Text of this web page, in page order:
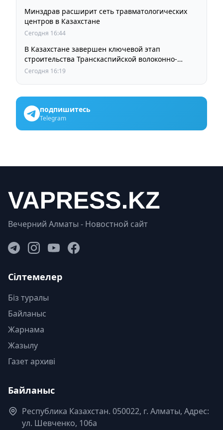
Минздрав расширит сеть травматологических
центров в Казахстане
Сегодня 16:44
В Казахстане завершен ключевой этап
строительства Транскаспийской волоконно-
оптической линии связи
Сегодня 16:19
подпишитесь
Telegram
Вечерний Алматы - Новостной сайт
Сілтемелер
Біз туралы
Байланыс
Жарнама
Жазылу
Газет архиві
Байланыс
Республика Казахстан. 050022, г. Алматы, Адрес:
ул. Шевченко, 106а